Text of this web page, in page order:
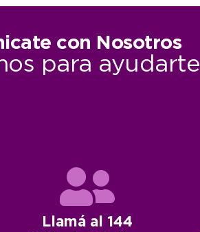
con Nosotros
para ayudarte
Llamá al 144